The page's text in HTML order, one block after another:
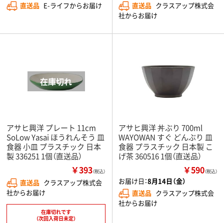
直送品 E-ライフからお届け
直送品 クラスアップ株式会
社からお届け
アサヒ興洋 プレート 11cm
SoLow Yasai ほうれんそう 皿
食器 小皿 プラスチック 日本
製 336251 1個（直送品）
￥393（税込）
直送品 クラスアップ株式会
社からお届け
在庫切れです
（次回入荷日未定）
アサヒ興洋 丼ぶり 700ml
WAYOWAN すぐ どんぶり 皿
食器 プラスチック 日本製 こ
げ茶 360516 1個（直送品）
￥590（税込）
お届け日：8月14日（金）
直送品 クラスアップ株式会
社からお届け